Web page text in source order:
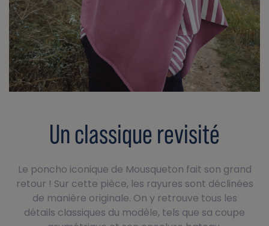
Un classique revisité
Le poncho iconique de Mousqueton fait son grand
retour ! Sur cette pièce, les rayures sont déclinées
de manière originale. On y retrouve tous les
détails classiques du modèle, tels que sa coupe